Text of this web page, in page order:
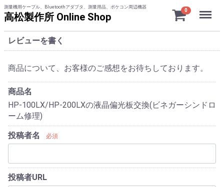
測量機用ケーブル、Bluetoothアダプタ、測量用品、ポケコン周辺機器
高松製作所 Online Shop
0 Menu
レビューを書く
商品について、お客様のご感想をお待ちしております。
商品名
HP-100LX/HP-200LXの液晶偏光板交換(ビネガーシンドロ
ーム修理)
投稿者名 必須
投稿者URL